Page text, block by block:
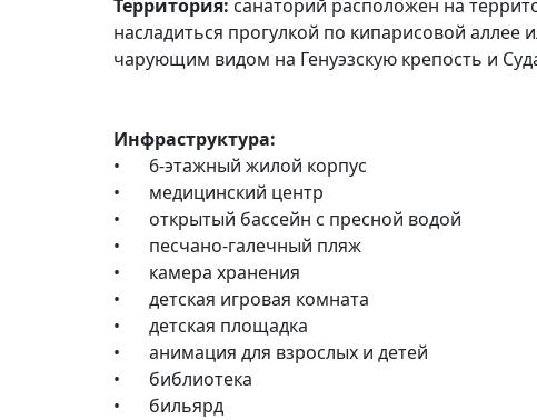
Территория: санаторий расположен на
насладиться прогулкой по кипарисовой
чарующим видом на Генуэзскую крепость и
Инфраструктура:
•
6-этажный жилой корпус
•
медицинский центр
•
открытый бассейн с пресной водой
•
песчано-галечный пляж
•
камера хранения
•
детская игровая комната
•
детская площадка
•
анимация для взрослых и детей
•
библиотека
•
бильярд